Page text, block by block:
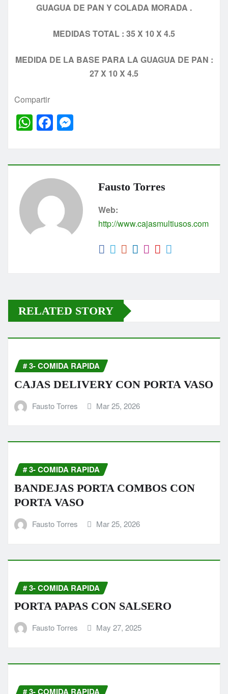
GUAGUA DE PAN Y COLADA MORADA .
MEDIDAS TOTAL : 35 X 10 X 4.5
MEDIDA DE LA BASE PARA LA GUAGUA DE PAN :
27 X 10 X 4.5
Compartir
W
s
A
p
p
F
e
b
o
o
s
e
n
g
er
Fausto Torres
Web:
http://www.cajasmultiusos.com
RELATED STORY
# 3- COMIDA RAPIDA
CAJAS DELIVERY CON PORTA VASO
Fausto Torres Mar 25, 2026
# 3- COMIDA RAPIDA
BANDEJAS PORTA COMBOS CON
PORTA VASO
Fausto Torres Mar 25, 2026
# 3- COMIDA RAPIDA
PORTA PAPAS CON SALSERO
Fausto Torres May 27, 2025
# 3- COMIDA RAPIDA